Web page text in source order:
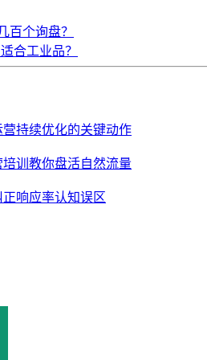
百个询盘？
合工业品？
持续优化的关键动作
训教你盘活自然流量
响应率认知误区